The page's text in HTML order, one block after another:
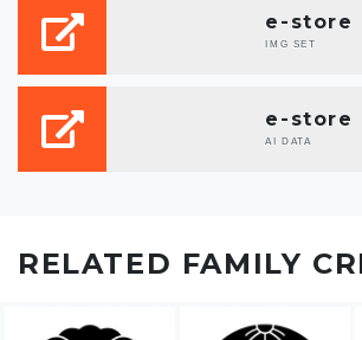
e-store
IMG SET
e-store
AI DATA
RELATED FAMILY